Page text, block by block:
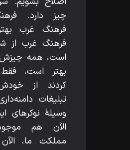
چيز دارد.
فرهنگ غرب
فرهنگ غرب از
است، همه
بهتر است،
كردند از
تبليغات
وسيلۀ نوكرهاى
الآن هم
مملكت ما،